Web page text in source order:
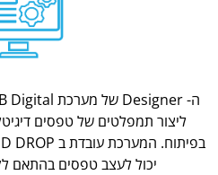
ליצור תמפלטים של טפסים
יכול לעצב טפסים בהתאם